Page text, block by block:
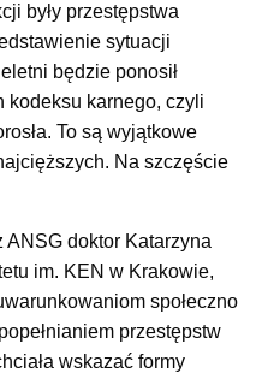
były przestępstwa
sytuacji
będzie ponosił
kodeksu karnego, czyli
To są wyjątkowe
Na szczęście
ANSG doktor Katarzyna
im. KEN w Krakowie,
społeczno
przestępstw
wskazać formy